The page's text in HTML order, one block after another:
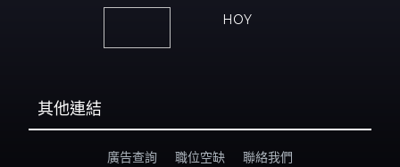
HOY
其他連結
廣告查詢 職位空缺 聯絡我們